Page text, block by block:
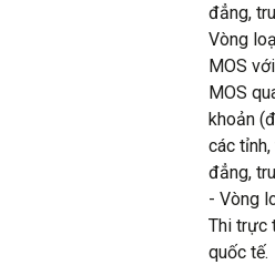
đẳng,
Vòng
MOS
MOS
khoản
các
đẳng,
- Vòng
Thi trực
quốc tế.